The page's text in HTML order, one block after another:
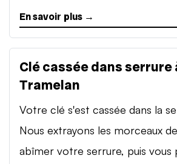
En savoir plus →
Clé cassée dans serrure
Tramelan
Votre clé s'est cassée dans la
Nous extrayons les morceaux
abîmer votre serrure, puis vous